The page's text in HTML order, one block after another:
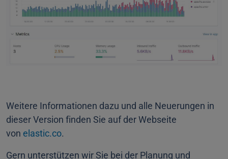
Weitere Informationen dazu und alle Neuerungen in
dieser Version finden Sie auf der Webseite
von elastic.co.
Gern unterstützen wir Sie bei der Planung und